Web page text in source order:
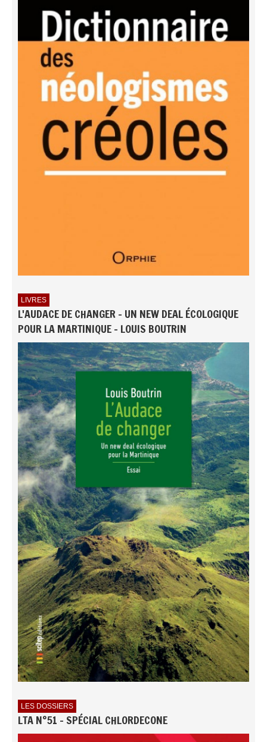
LIVRES
L'AUDACE DE CHANGER - UN NEW DEAL ÉCOLOGIQUE
POUR LA MARTINIQUE - LOUIS BOUTRIN
LES DOSSIERS
LTA N°51 - SPÉCIAL CHLORDECONE